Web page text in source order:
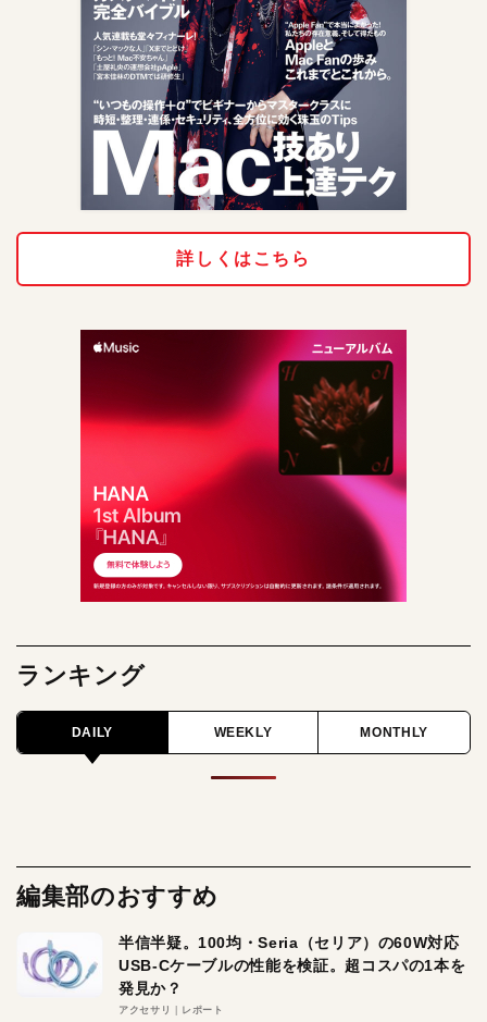
詳しくはこちら
ランキング
DAILY WEEKLY MONTHLY
編集部のおすすめ
半信半疑。100均・Seria（セリア）の60W対応
USB-Cケーブルの性能を検証。超コスパの1本を
発見か？
アクセサリ レポート